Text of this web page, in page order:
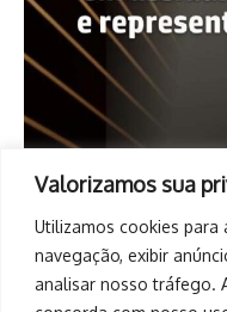
Valorizamos sua
Utilizamos cookies para
navegação, exibir
analisar nosso tráfego.